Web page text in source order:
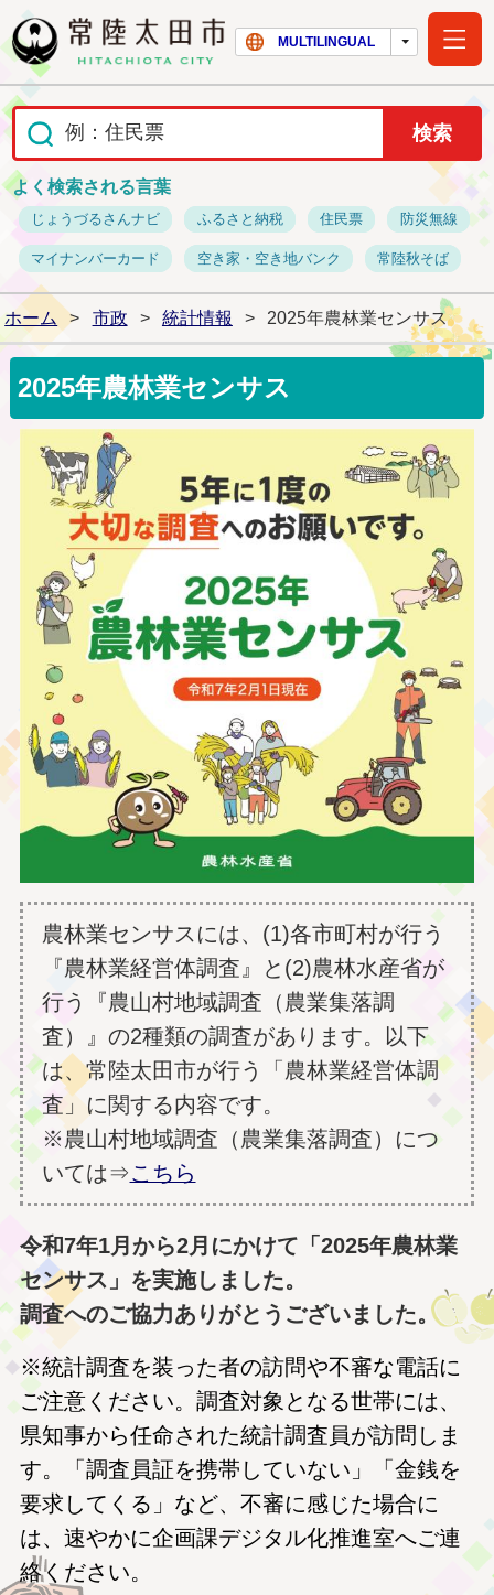
常陸太田市ホー
MULTILINGUAL
よく検索される言葉
じょうづるさんナビ ふるさと納税 住民票 防災無線
マイナンバーカード 空き家・空き地バンク 常陸秋そば
ホーム > 市政 > 統計情報 > 2025年農林業センサス
2025年農林業センサス
農林業センサスには、(1)各市町村が行う
『農林業経営体調査』と(2)農林水産省が
行う『農山村地域調査（農業集落調
査）』の2種類の調査があります。以下
は、常陸太田市が行う「農林業経営体調
査」に関する内容です。
※農山村地域調査（農業集落調査）につ
いては⇒こちら
令和7年1月から2月にかけて「2025年農林業
センサス」を実施しました。
調査へのご協力ありがとうございました。
※統計調査を装った者の訪問や不審な電話に
ご注意ください。調査対象となる世帯には、
県知事から任命された統計調査員が訪問しま
す。「調査員証を携帯していない」「金銭を
要求してくる」など、不審に感じた場合に
は、速やかに企画課デジタル化推進室へご連
絡ください。